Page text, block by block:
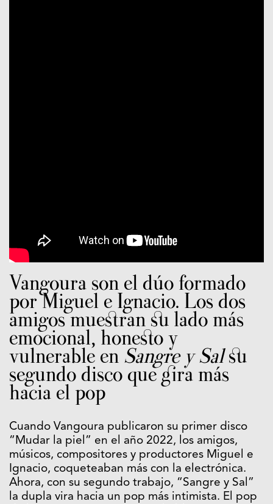
Vangoura son el dúo formado
por Miguel e Ignacio. Los dos
amigos muestran su lado más
emocional, honesto y
vulnerable en Sangre y Salsu
segundo disco que gira más
hacia el pop
Cuando Vangoura publicaron su primer disco
“Mudar la piel” en el año 2022, los amigos,
músicos, compositores y productores Miguel e
Ignacio, coqueteaban más con la electrónica.
Ahora, con su segundo trabajo, “Sangre y Sal”
la dupla vira hacia un pop más intimista. El pop